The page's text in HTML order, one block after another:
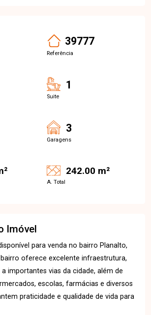
39777
Referência
1
Suite
3
Garagens
242.00 m²
A. Total
Imóvel
para venda no bairro Planalto,
bairro oferece excelente infraestrutura,
importantes vias da cidade, além de
escolas, farmácias e diversos
praticidade e qualidade de vida para